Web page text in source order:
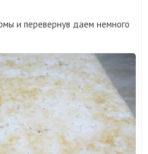
и перевернув даем немного